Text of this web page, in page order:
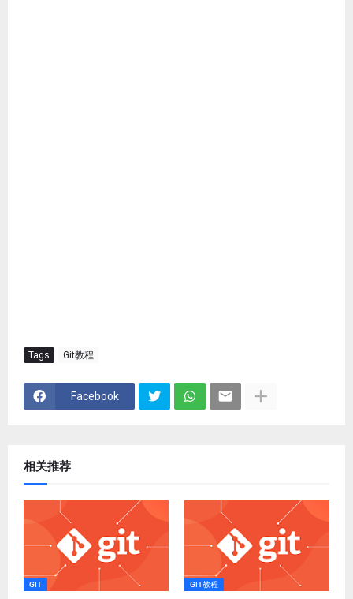
Tags Git教程
Facebook
相关推荐
GIT GIT教程